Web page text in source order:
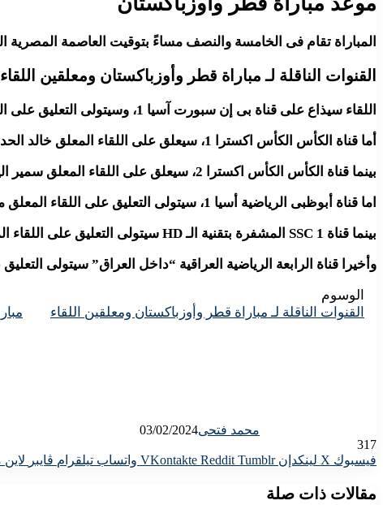
المباراة تقام فى الخامسة والنصف مساءً بتوقيت العاصمة المصرية
القنوات الناقلة لـ مباراة قطر وأوزباكستان ومعلقين اللقاء
اللقاء سيذاع على قناة بى إن سبورت آسيا 1، وسيتولى التعليق على اللقاء المعلق حسن العيدروس.
أما قناة الكأس الكأس اكسترا 1، سيعلق على اللقاء المعلق خالد الحدى.
بينما قناة الكأس الكأس اكسترا 2، سيعلق على اللقاء المعلق سمير اليعقوبى.
اما قناة أبوظبى الرياضية أسيا 1، سيتولى التعليق على اللقاء المعلق محمد الشامسى.
بينما قناة SSC 1 المشفرة بتقنية الـ HD سيتولى التعليق على اللقاء المعلقان حمادة العنزى وسعد يحيي.
وأخيرا قناة الرابعة الرياضية العراقية “داخل العراق” سيتولى
الوسوم
القنوات الناقلة لـ مباراة قطر وأوزباكستان ومعلقين اللقاء
محمد فتحى03/02/2024
317
فيسبوك X لينكدإن واتساب تيلقرام ڤايبر لاين
مقالات ذات صلة